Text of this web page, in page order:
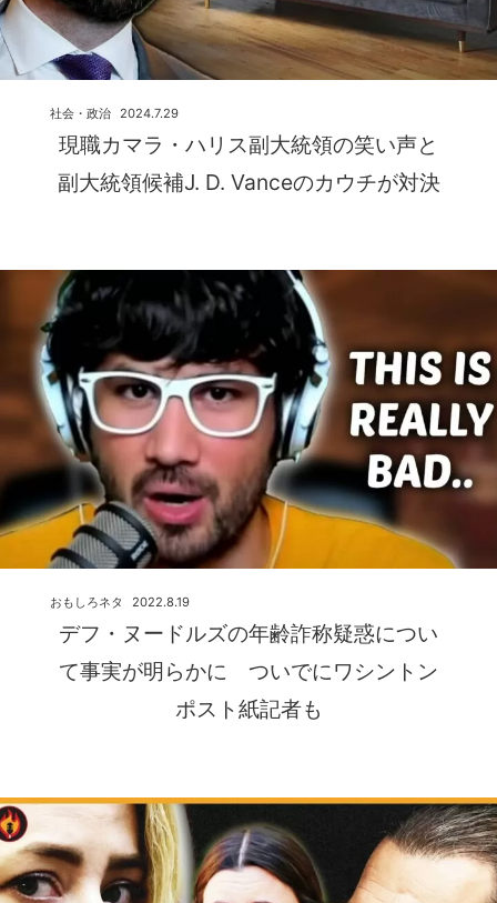
現職カマラ・ハリス副大統領の笑い声と
副大統領候補J. D. Vanceのカウチが対決
2024.7.29
社会・政治
デフ・ヌードルズの年齢詐称疑惑につい
て事実が明らかに ついでにワシントン
ポスト紙記者も
2022.8.19
おもしろネタ